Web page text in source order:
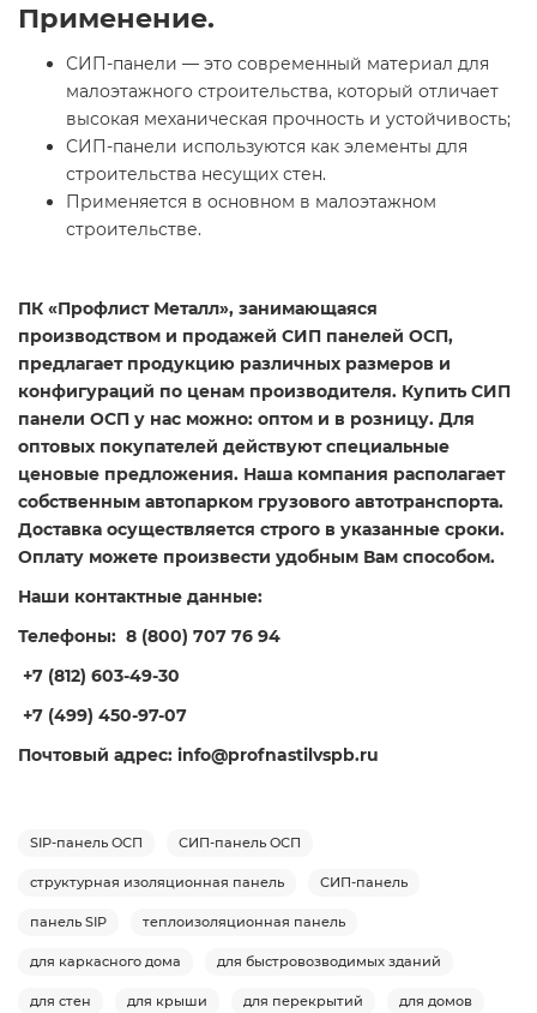
Применение.
СИП-панели — это современный материал для
малоэтажного строительства, который отличает
высокая механическая прочность и устойчивость;
СИП-панели используются как элементы для
строительства несущих стен.
Применяется в основном в малоэтажном
строительстве.
ПК «Профлист Металл», занимающаяся
производством и продажей СИП панелей ОСП,
предлагает продукцию различных размеров и
конфигураций по ценам производителя. Купить СИП
панели ОСП у нас можно: оптом и в розницу. Для
оптовых покупателей действуют специальные
ценовые предложения. Наша компания располагает
собственным автопарком грузового автотранспорта.
Доставка осуществляется строго в указанные сроки.
Оплату можете произвести удобным Вам способом.
Наши контактные данные:
Телефоны: 8 (800) 707 76 94
+7 (812) 603-49-30
+7 (499) 450-97-07
Почтовый адрес: info@profnastilvspb.ru
SIP-панель ОСП СИП-панель ОСП
структурная изоляционная панель СИП-панель
панель SIP теплоизоляционная панель
для каркасного дома для быстровозводимых зданий
для стен для крыши для перекрытий для домов